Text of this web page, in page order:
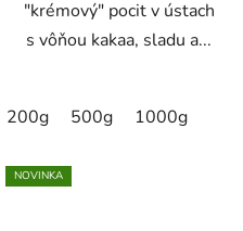
"krémový" pocit v ústach
s vôňou kakaa, sladu a...
200g 500g 1000g
NOVINKA